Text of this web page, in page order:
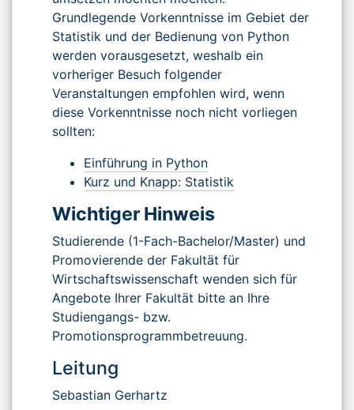
Grundlegende Vorkenntnisse im Gebiet der
Statistik und der Bedienung von Python
werden vorausgesetzt, weshalb ein
vorheriger Besuch folgender
Veranstaltungen empfohlen wird, wenn
diese Vorkenntnisse noch nicht vorliegen
sollten:
Einführung in Python
Kurz und Knapp: Statistik
Wichtiger Hinweis
Studierende (1-Fach-Bachelor/Master) und
Promovierende der Fakultät für
Wirtschaftswissenschaft wenden sich für
Angebote Ihrer Fakultät bitte an Ihre
Studiengangs- bzw.
Promotionsprogrammbetreuung.
Leitung
Sebastian Gerhartz